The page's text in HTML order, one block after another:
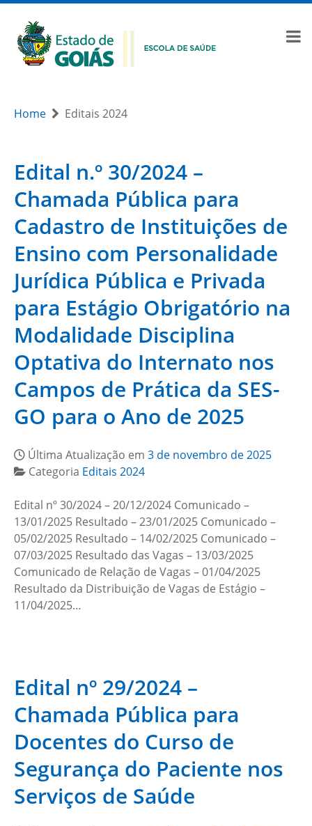
Home Editais 2024
Edital n.º 30/2024 –
Chamada Pública para
Cadastro de Instituições de
Ensino com Personalidade
Jurídica Pública e Privada
para Estágio Obrigatório na
Modalidade Disciplina
Optativa do Internato nos
Campos de Prática da SES-
GO para o Ano de 2025
Última Atualização em 3 de novembro de 2025
Categoria Editais 2024
Edital nº 30/2024 – 20/12/2024 Comunicado –
13/01/2025 Resultado – 23/01/2025 Comunicado –
05/02/2025 Resultado – 14/02/2025 Comunicado –
07/03/2025 Resultado das Vagas – 13/03/2025
Comunicado de Relação de Vagas – 01/04/2025
Resultado da Distribuição de Vagas de Estágio –
11/04/2025…
Edital nº 29/2024 –
Chamada Pública para
Docentes do Curso de
Segurança do Paciente nos
Serviços de Saúde